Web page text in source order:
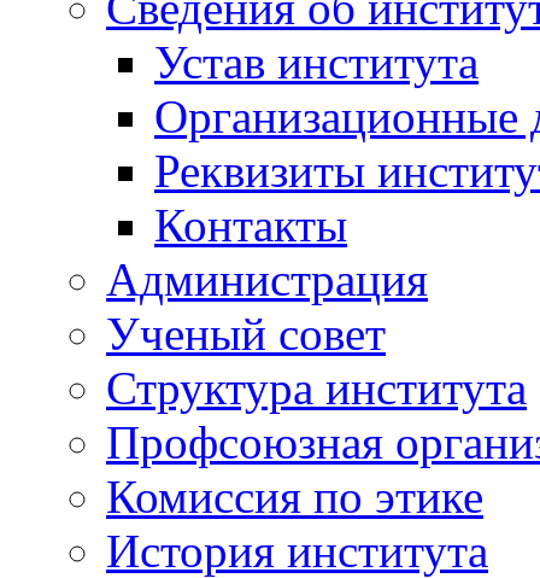
Устав института
Организационные
Реквизиты
Контакты
Администрация
Ученый совет
Структура института
Профсоюзная
Комиссия по этике
История института